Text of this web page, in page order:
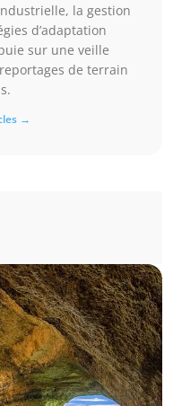
la gestion
d’adaptation
sur une veille
de terrain
→